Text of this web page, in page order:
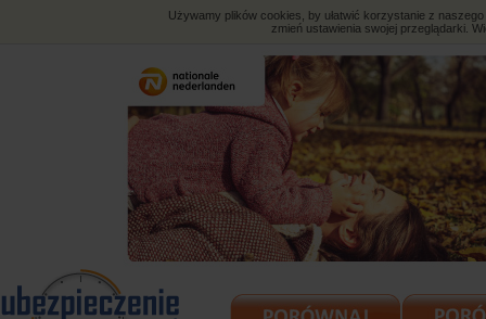
Używamy plików cookies, by ułatwić korzystanie z
zmień ustawienia swojej przeglądarki.